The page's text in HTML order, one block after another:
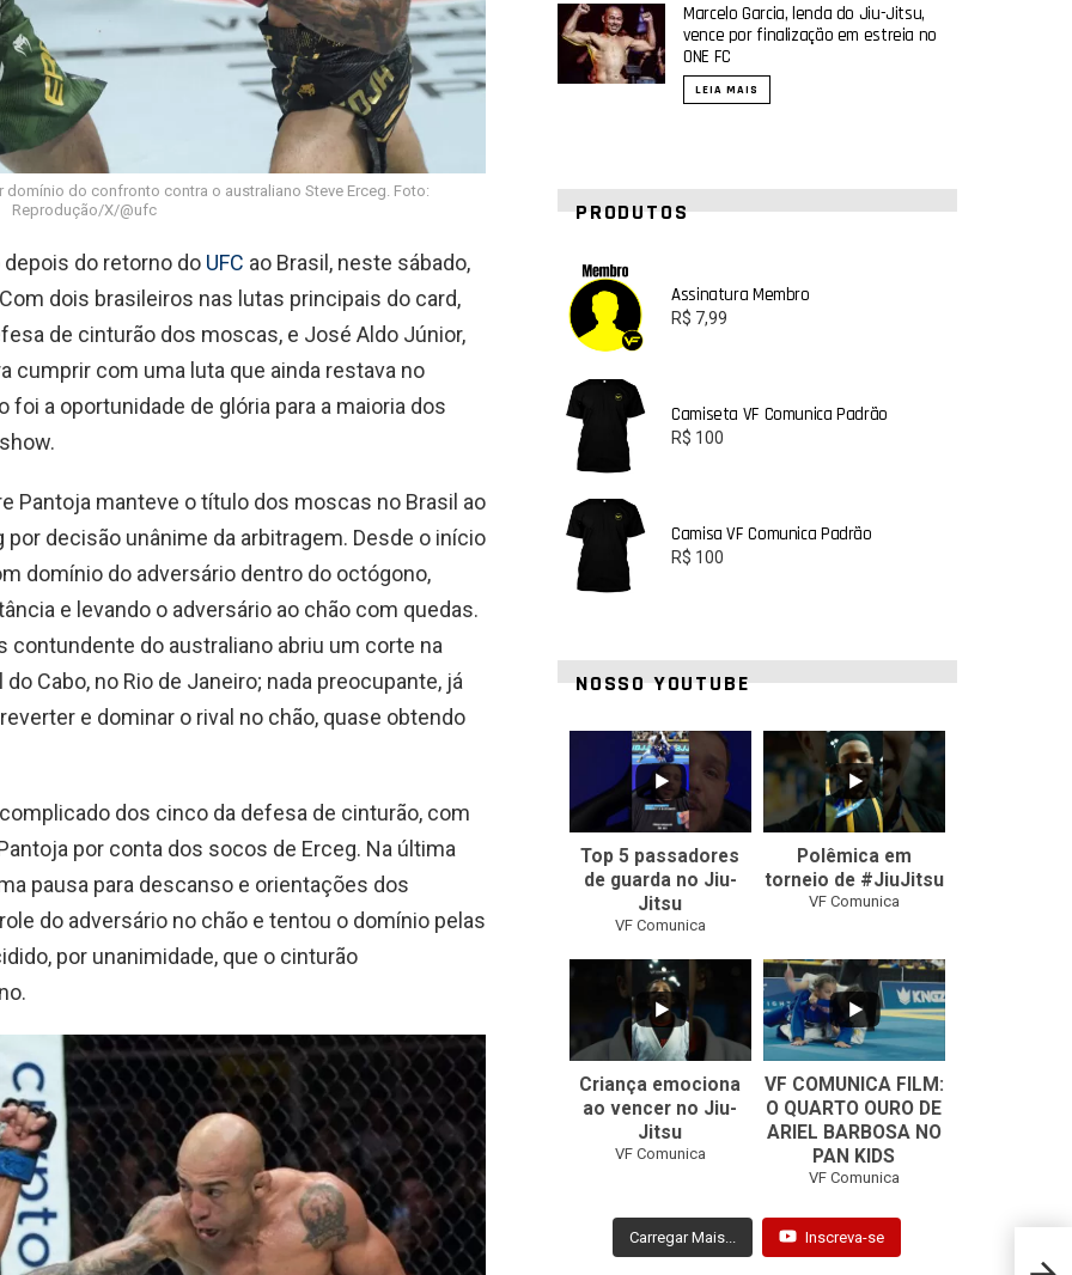
domínio do confronto contra o australiano Steve Erceg. Foto:
Reprodução/X/@ufc
do retorno do UFC ao Brasil, neste sábado,
dois brasileiros nas lutas principais do card,
de cinturão dos moscas, e José Aldo Júnior,
cumprir com uma luta que ainda restava no
foi a oportunidade de glória para a maioria dos
Pantoja manteve o título dos moscas no Brasil ao
decisão unânime da arbitragem. Desde o início
domínio do adversário dentro do octógono,
e levando o adversário ao chão com quedas.
contundente do australiano abriu um corte na
Cabo, no Rio de Janeiro; nada preocupante, já
e dominar o rival no chão, quase obtendo
dos cinco da defesa de cinturão, com
por conta dos socos de Erceg. Na última
pausa para descanso e orientações dos
do adversário no chão e tentou o domínio pelas
por unanimidade, que o cinturão
Marcelo Garcia, lenda do Jiu-Jitsu,
vence por finalização em estreia no
ONE FC
LEIA MAIS
PRODUTOS
Assinatura Membro
R$ 7,99
Camiseta VF Comunica Padrão
R$ 100
Camisa VF Comunica Padrão
R$ 100
NOSSO YOUTUBE
1
Top 5 passadores
de guarda no Jiu-
Jitsu
VF Comunica
47 1
Polêmica em
torneio de #JiuJitsu
VF Comunica
0
Criança emociona
ao vencer no Jiu-
Jitsu
VF Comunica
...
0
VF COMUNICA FILM:
O QUARTO OURO DE
ARIEL BARBOSA NO
PAN KIDS
VF Comunica
Carregar Mais... Inscreva-se